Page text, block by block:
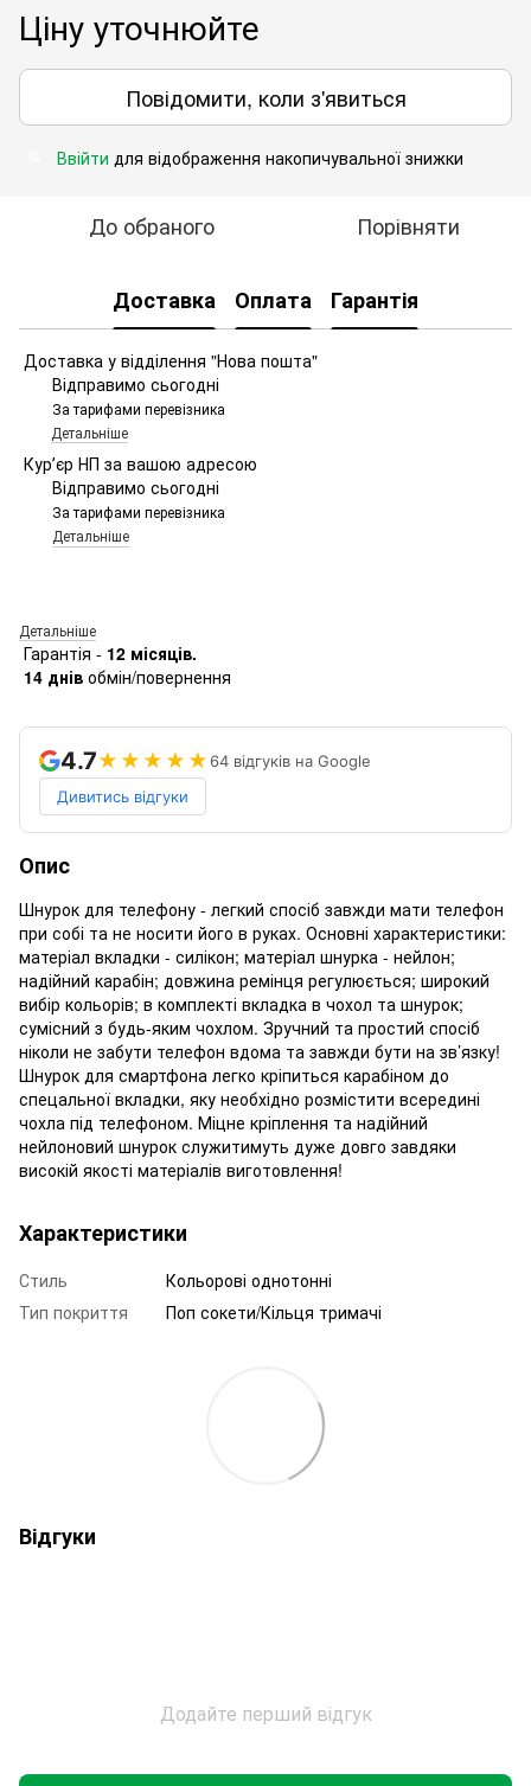
Ціну уточнюйте
Повідомити, коли з'явиться
Ввійти для відображення накопичувальної знижки
До обраного Порівняти
Доставка Оплата Гарантія
Доставка у відділення "Нова пошта"
Відправимо сьогодні
За тарифами перевізника
Детальніше
Курʼєр НП за вашою адресою
Відправимо сьогодні
За тарифами перевізника
Детальніше
Детальніше
Гарантія - 12 місяців.
14 днів обмін/повернення
4.7★★★★★64 відгуків на Google
Дивитись відгуки
Опис
Шнурок для телефону - легкий спосіб завжди мати телефон
при собі та не носити його в руках. Основні характеристики:
матеріал вкладки - силікон; матеріал шнурка - нейлон;
надійний карабін; довжина ремінця регулюється; широкий
вибір кольорів; в комплекті вкладка в чохол та шнурок;
сумісний з будь-яким чохлом. Зручний та простий спосіб
ніколи не забути телефон вдома та завжди бути на зв’язку!
Шнурок для смартфона легко кріпиться карабіном до
спецальної вкладки, яку необхідно розмістити всередині
чохла під телефоном. Міцне кріплення та надійний
нейлоновий шнурок служитимуть дуже довго завдяки
високій якості матеріалів виготовлення!
Характеристики
Стиль
Кольорові однотонні
Тип покриття
Поп сокети/Кільця тримачі
Відгуки
Додайте перший відгук